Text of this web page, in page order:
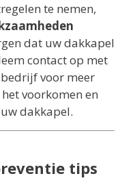
te nemen,
dat uw dakkapel
contact op met
voor meer
voorkomen en
dakkapel.
tips